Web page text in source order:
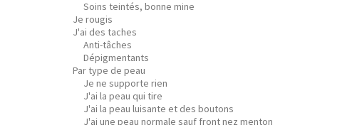
Soins teintés, bonne mine
Je rougis
J'ai des taches
Anti-tâches
Dépigmentants
Par type de peau
Je ne supporte rien
J'ai la peau qui tire
J'ai la peau luisante et des boutons
J'ai une peau normale sauf front nez menton